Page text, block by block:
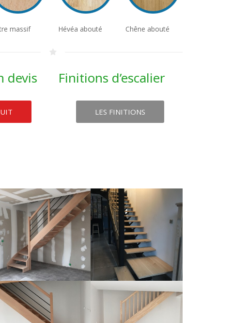
massif Hévéa abouté Chêne abouté
devis Finitions d’escalier
LES FINITIONS